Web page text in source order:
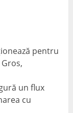
pentru
un flux
cu